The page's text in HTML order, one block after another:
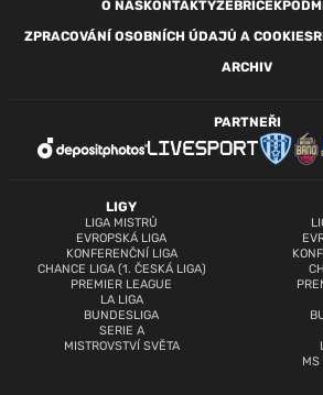
O NÁSKONTAKTYŽEBŘÍČEK
ZPRACOVÁNÍ OSOBNÍCH ÚDAJŮ A COOKIES
ARCHIV
LIGY
LIGA MISTRŮ
EVROPSKÁ LIGA
KONFERENČNÍ LIGA
CHANCE LIGA (1. ČESKÁ LIGA)
PREMIER LEAGUE
LA LIGA
BUNDESLIGA
SERIE A
MISTROVSTVÍ SVĚTA
MS
PARTNEŘI